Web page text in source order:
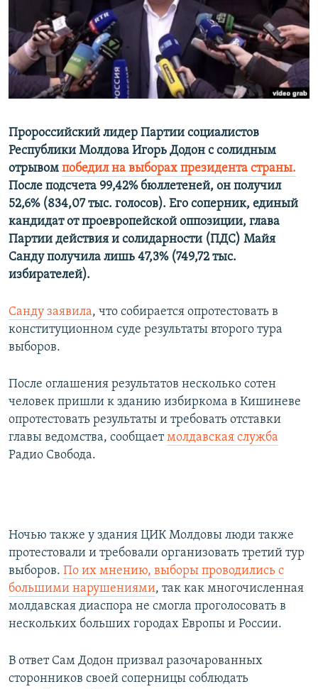
ПОБЕДИТЕЛЕЙ НЕ СУДЯТ?
КРЫМ.НЕПОКОРЕННЫЙ
ELIFBE
УКРАИНСКАЯ ПРОБЛЕМА КРЫМА
ПРИСОЕДИНЯЙТЕСЬ!
Пророссийский лидер Партии социалистов
Республики Молдова Игорь Додон с солидным
отрывом победил на выборах президента страны.
После подсчета 99,42% бюллетеней, он получил
52,6% (834,07 тыс. голосов). Его соперник, единый
кандидат от проевропейской оппозиции, глава
Партии действия и солидарности (ПДС) Майя
Санду получила лишь 47,3% (749,72 тыс.
избирателей).
Санду заявила, что собирается опротестовать в
конституционном суде результаты второго тура
выборов.
После оглашения результатов несколько сотен
человек пришли к зданию избиркома в Кишиневе
опротестовать результаты и требовать отставки
главы ведомства, сообщаетмолдавская служба
Радио Свобода.
Ночью также у здания ЦИК Молдовы люди также
протестовали и требовали организовать третий тур
выборов. По их мнению, выборы проводились с
большими нарушениями, так как многочисленная
молдавская диаспора не смогла проголосовать в
нескольких больших городах Европы и России.
В ответ Сам Додон призвал разочарованных
сторонников своей соперницы соблюдать